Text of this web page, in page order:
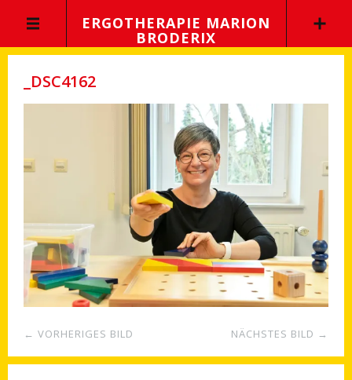
ERGOTHERAPIE MARION
BRODERIX
_DSC4162
← VORHERIGES BILD NÄCHSTES BILD →